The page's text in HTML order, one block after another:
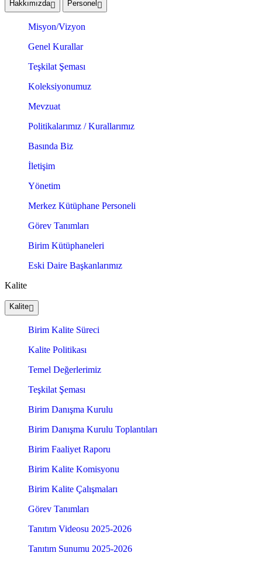
Hakkımızda Personel
Misyon/Vizyon
Genel Kurallar
Teşkilat Şeması
Koleksiyonumuz
Mevzuat
Politikalarımız / Kurallarımız
Basında Biz
İletişim
Yönetim
Merkez Kütüphane Personeli
Görev Tanımları
Birim Kütüphaneleri
Eski Daire Başkanlarımız
Kalite
Kalite
Birim Kalite Süreci
Kalite Politikası
Temel Değerlerimiz
Teşkilat Şeması
Birim Danışma Kurulu
Birim Danışma Kurulu Toplantıları
Birim Faaliyet Raporu
Birim Kalite Komisyonu
Birim Kalite Çalışmaları
Görev Tanımları
Tanıtım Videosu 2025-2026
Tanıtım Sunumu 2025-2026